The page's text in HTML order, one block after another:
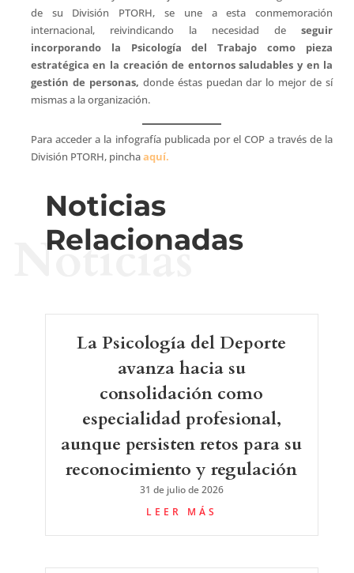
de su División PTORH, se une a esta conmemoración
internacional, reivindicando la necesidad deseguir
incorporando la Psicología del Trabajo como pieza
estratégica en la creación de entornos saludables y en la
gestión de personas, donde éstas puedan dar lo mejor de sí
mismas a la organización.
Para acceder a la infografía publicada por el COP a través de la
División PTORH, pinchaaquí.
Noticias
Relacionadas
Noticias
La Psicología del Deporte
avanza hacia su
consolidación como
especialidad profesional,
aunque persisten retos para su
reconocimiento y regulación
31 de julio de 2026
LEER MÁS